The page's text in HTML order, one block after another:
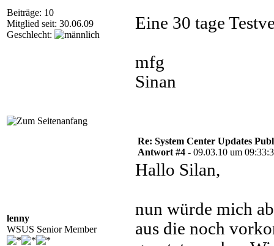
Beiträge: 10
Mitglied seit: 30.06.09
Geschlecht:
Eine 30 tage
mfg
Sinan
lenny
WSUS Senior Member
Re: System Center Updates
Antwort #4 - 09.03.10 um
Hallo Silan,
nun würde mich
aus die noch